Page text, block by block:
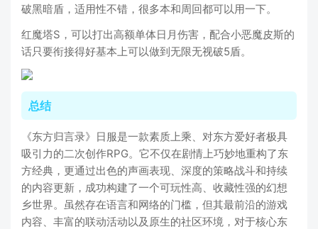
破黑暗盾，适用性不错，很多本和周回都可以用一下。
红魔塔S，可以打出高额单体日月伤害，配合小恶魔皮斯的
话只要衔接得好基本上可以做到无限无视破5盾。
总结
《东方归言录》日服是一款素质上乘、对东方爱好者极具
吸引力的二次创作RPG。它不仅在剧情上巧妙地重构了东
方经典，更通过出色的声画表现、深度的策略战斗和持续
的内容更新，成功构建了一个可玩性高、收藏性强的幻想
乡世界。虽然存在语言和网络的门槛，但其最前沿的游戏
内容、丰富的联动活动以及原生的社区环境，对于核心东